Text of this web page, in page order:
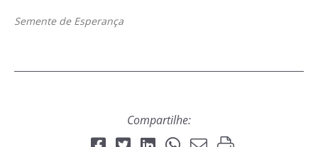
Semente de Esperança
Compartilhe: